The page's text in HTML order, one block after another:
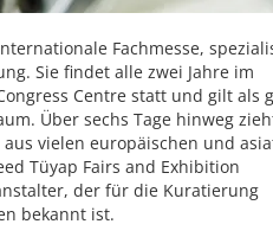
Fachmesse,
Sie findet alle zwei Jahre im
Centre statt und gilt als
Über sechs Tage hinweg
vielen europäischen und
Tüyap Fairs and Exhibition
der für die Kuratierung
bekannt ist.